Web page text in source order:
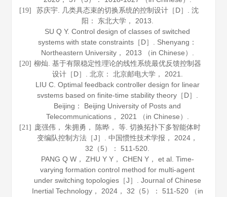
[19]
苏庆宇. 几类具态束的切换系统的控制设计［D］. 沈
阳： 东北大学， 2013
SU Q Y. Control design of classes of switched
systems with state constraints［D］. Shenyang：
Northeastern University， 2013 （in Chinese）.
[20] 柳灿. 基于有限稳定性理论的线性系统最优反馈控制器
设计［D］. 北京： 北京邮电大学， 2021
LIU C. Optimal feedback controller design for linear
svstems based on finite-time stability theory［D］.
Beijing： Beijing University of Posts and
Telecommunications， 2021 （in Chinese）.
[21]
庞强伟， 朱拥勇， 陈晔， 等. 切换拓扑下多智能体时
变编队控制方法［J］.中国惯性技术学报 ， 2024 ，
32 （5）： 511-520.
PANG Q W， ZHU Y Y， CHEN Y， et al. Time-
varying formation control method for multi-agent
under switching topologies［J］. Journal of Chinese
Inertial Technology， 2024， 32 （5）： 511-520 （in